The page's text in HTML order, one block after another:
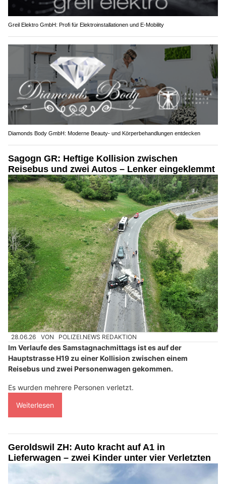
Greil Elektro GmbH: Profi für Elektroinstallationen und E-Mobility
Diamonds Body GmbH: Moderne Beauty- und Körperbehandlungen entdecken
Sagogn GR: Heftige Kollision zwischen
Reisebus und zwei Autos – Lenker eingeklemmt
28.06.26 VON POLIZEI.NEWS REDAKTION
Im Verlaufe des Samstagnachmittags ist es auf der
Hauptstrasse H19 zu einer Kollision zwischen einem
Reisebus und zwei Personenwagen gekommen.
Es wurden mehrere Personen verletzt.
Weiterlesen
Geroldswil ZH: Auto kracht auf A1 in
Lieferwagen – zwei Kinder unter vier Verletzten